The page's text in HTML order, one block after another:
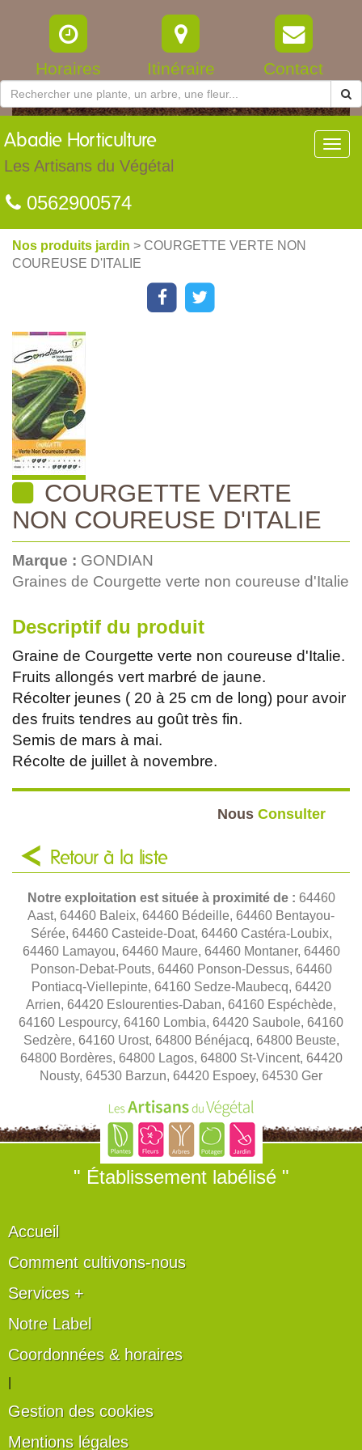
Horaires Itinéraire Contact
Abadie Horticulture
Les Artisans du Végétal
0562900574
Nos produits jardin > COURGETTE VERTE NON
COUREUSE D'ITALIE
COURGETTE VERTE
NON COUREUSE D'ITALIE
Marque : GONDIAN
Graines de Courgette verte non coureuse d'Italie
Descriptif du produit
Graine de Courgette verte non coureuse d'Italie.
Fruits allongés vert marbré de jaune.
Récolter jeunes ( 20 à 25 cm de long) pour avoir
des fruits tendres au goût très fin.
Semis de mars à mai.
Récolte de juillet à novembre.
Nous Consulter
Retour à la liste
Notre exploitation est située à proximité de : 64460
Aast, 64460 Baleix, 64460 Bédeille, 64460 Bentayou-
Sérée, 64460 Casteide-Doat, 64460 Castéra-Loubix,
64460 Lamayou, 64460 Maure, 64460 Montaner, 64460
Ponson-Debat-Pouts, 64460 Ponson-Dessus, 64460
Pontiacq-Viellepinte, 64160 Sedze-Maubecq, 64420
Arrien, 64420 Eslourenties-Daban, 64160 Espéchède,
64160 Lespourcy, 64160 Lombia, 64420 Saubole, 64160
Sedzère, 64160 Urost, 64800 Bénéjacq, 64800 Beuste,
64800 Bordères, 64800 Lagos, 64800 St-Vincent, 64420
Nousty, 64530 Barzun, 64420 Espoey, 64530 Ger
" Établissement labélisé "
Accueil
Comment cultivons-nous
Services +
Notre Label
Coordonnées & horaires
Gestion des cookies
Mentions légales